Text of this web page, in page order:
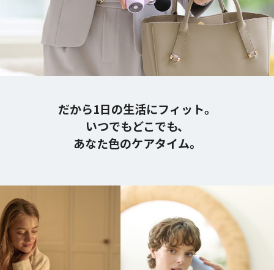
だから1日の生活にフィット。
いつでもどこでも、
あなた色のケアタイム。